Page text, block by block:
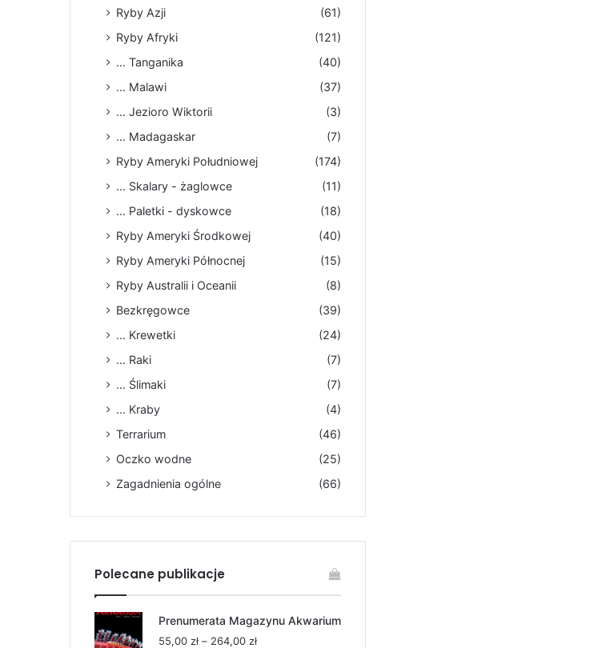
Ryby Azji
(61)
Ryby Afryki
(121)
... Tanganika
(40)
... Malawi
(37)
... Jezioro Wiktorii
(3)
... Madagaskar
(7)
Ryby Ameryki Południowej
(174)
... Skalary - żaglowce
(11)
... Paletki - dyskowce
(18)
Ryby Ameryki Środkowej
(40)
Ryby Ameryki Północnej
(15)
Ryby Australii i Oceanii
(8)
Bezkręgowce
(39)
... Krewetki
(24)
... Raki
(7)
... Ślimaki
(7)
... Kraby
(4)
Terrarium
(46)
Oczko wodne
(25)
Zagadnienia ogólne
(66)
Polecane publikacje
Prenumerata Magazynu Akwarium
55,00 zł – 264,00 złZakres